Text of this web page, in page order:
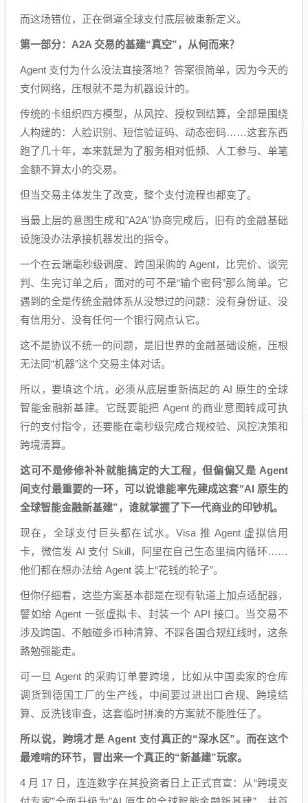
而这场错位，正在倒逼全球支付底层被重新定义。
第一部分：A2A 交易的基建“真空”，从何而来？
Agent 支付为什么没法直接落地？答案很简单，因为今天的
支付网络，压根就不是为机器设计的。
传统的卡组织四方模型，从风控、授权到结算，全部是围绕
人构建的：人脸识别、短信验证码、动态密码……这套东西
跑了几十年，本来就是为了服务相对低频、人工参与、单笔
金额不算太小的交易。
但当交易主体发生了改变，整个支付流程也都变了。
当最上层的意图生成和"A2A"协商完成后，旧有的金融基础
设施没办法承接机器发出的指令。
一个在云端毫秒级调度、跨国采购的 Agent，比完价、谈完
判、生完订单之后，面对的可不是“输个密码”那么简单。它
遇到的全是传统金融体系从没想过的问题：没有身份证、没
有信用分、没有任何一个银行网点认它。
这不是协议不统一的问题，是旧世界的金融基础设施，压根
无法同“机器”这个交易主体对话。
所以，要填这个坑，必须从底层重新搞起的 AI 原生的全球
智能金融新基建。它既要能把 Agent 的商业意图转成可执
行的支付指令，还要能在毫秒级完成合规校验、风控决策和
跨境清算。
这可不是修修补补就能搞定的大工程，但偏偏又是 Agent
间支付最重要的一环，可以说谁能率先建成这套"AI 原生的
全球智能金融新基建”，谁就掌握了下一代商业的印钞机。
现在，全球支付巨头都在试水。Visa 推 Agent 虚拟信用
卡，微信发 AI 支付 Skill，阿里在自己生态里搞内循环……
他们都在想办法给 Agent 装上“花钱的轮子”。
但你仔细看，这些方案基本都是在现有轨道上加点适配器，
譬如给 Agent 一张虚拟卡、封装一个 API 接口。当交易不
涉及跨国、不触碰多币种清算、不踩各国合规红线时，这条
路勉强能走。
可一旦 Agent 的采购订单要跨境，比如从中国卖家的仓库
调货到德国工厂的生产线，中间要过进出口合规、跨境结
算、反洗钱审查，这套临时拼凑的方案就不能胜任了。
所以说，跨境才是 Agent 支付真正的“深水区”。而在这个
最难啃的环节，冒出来一个真正的“新基建”玩家。
4 月 17 日，连连数字在其投资者日上正式官宣：从“跨境支